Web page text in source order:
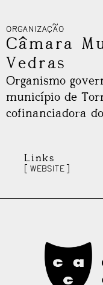
ORGANIZAÇÃO
Câmara
Vedras
Organismo
município de
cofinanciadora
Links
WEBSITE